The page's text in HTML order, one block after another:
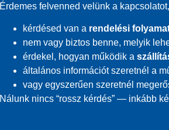
Érdemes felvenned velünk a
kérdésed van a rendelési
nem vagy biztos benne, melyik
érdekel, hogyan működik a
általános információt szeretnél a
vagy egyszerűen szeretnél
Nálunk nincs “rossz kérdés” — inkább